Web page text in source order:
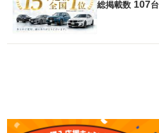
総掲載数 107台